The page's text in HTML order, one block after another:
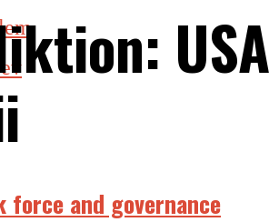
force and governance